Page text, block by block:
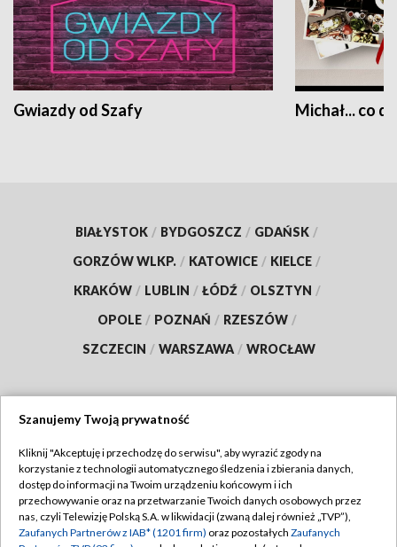
Gwiazdy od Szafy Michał... co
BIAŁYSTOK / BYDGOSZCZ / GDAŃSK /
GORZÓW WLKP. / KATOWICE / KIELCE /
KRAKÓW / LUBLIN / ŁÓDŹ / OLSZTYN /
OPOLE / POZNAŃ / RZESZÓW /
SZCZECIN / WARSZAWA / WROCŁAW
TVP
Abonament TVP
Emisja w TVP
Regulamin TVP
Polityka prywatności
Szanujemy Twoją prywatność
Kliknij "Akceptuję i przechodzę do serwisu", aby wyrazić zgody na
korzystanie z technologii automatycznego śledzenia i zbierania danych,
dostęp do informacji na Twoim urządzeniu końcowym i ich
przechowywanie oraz na przetwarzanie Twoich danych osobowych przez
nas, czyli Telewizję Polską S.A. w likwidacji (zwaną dalej również „TVP”),
Zaufanych Partnerów z IAB* (1201 firm) oraz pozostałych Zaufanych